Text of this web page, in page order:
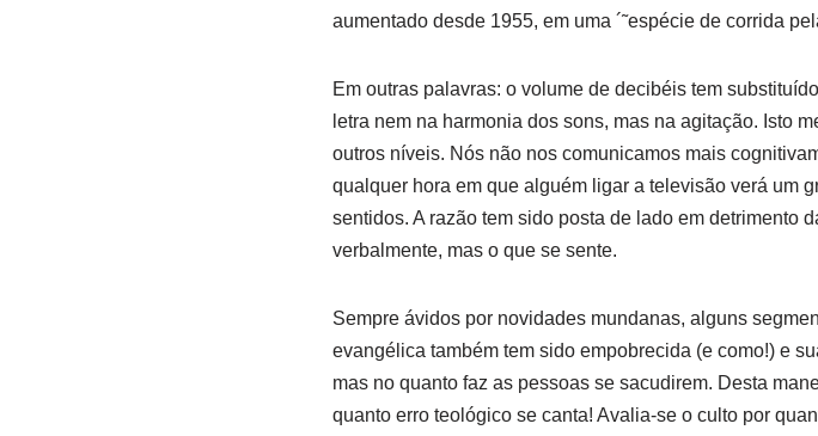
aumentado desde 1955, em uma ´˜espécie de corrida
Em outras palavras: o volume de decibéis tem
letra nem na harmonia dos sons, mas na agitação. Isto
outros níveis. Nós não nos comunicamos mais
qualquer hora em que alguém ligar a televisão verá um
sentidos. A razão tem sido posta de lado em detrimento
verbalmente, mas o que se sente.
Sempre ávidos por novidades mundanas, alguns
evangélica também tem sido empobrecida (e como!) e
mas no quanto faz as pessoas se sacudirem. Desta
quanto erro teológico se canta! Avalia-se o culto por